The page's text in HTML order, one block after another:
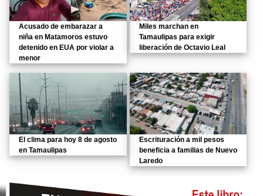
Acusado de embarazar a
niña en Matamoros estuvo
detenido en EUA por violar a
menor
Miles marchan en
Tamaulipas para exigir
liberación de Octavio Leal
El clima para hoy 8 de agosto
en Tamaulipas
Escrituración a mil pesos
beneficia a familias de Nuevo
Laredo